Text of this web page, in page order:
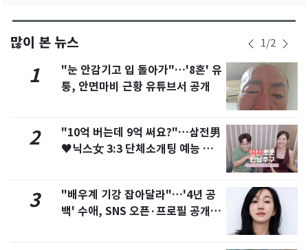
많이 본 뉴스 1/2
1
"눈 안감기고 입 돌아가"…'8혼' 유
퉁, 안면마비 근황 유튜브서 공개
2
"10억 버는데 9억 써요?"…삼전男
♥닉스女 3:3 단체소개팅 예능 화
3
"배우계 기강 잡아달라"…'4년 공
백' 수애, SNS 오픈·프로필 공개